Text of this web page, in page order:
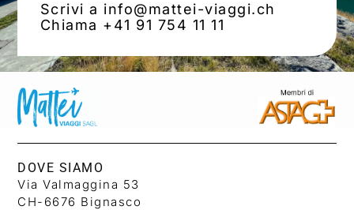
Scrivi a info@mattei-viaggi.ch
Chiama +41 91 754 11 11
DOVE SIAMO
Via Valmaggina 53
CH-6676 Bignasco